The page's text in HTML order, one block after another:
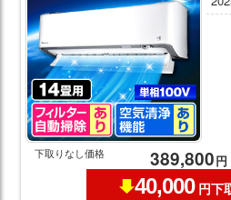
下取りなし価格 389,800円
40,000 円下